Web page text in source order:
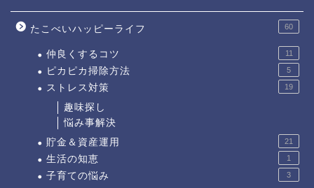
たこべいハッピーライフ 60
仲良くするコツ 11
ピカピカ掃除方法 5
ストレス対策 19
趣味探し
悩み事解決
貯金＆資産運用
21
生活の知恵 1
子育ての悩み 3